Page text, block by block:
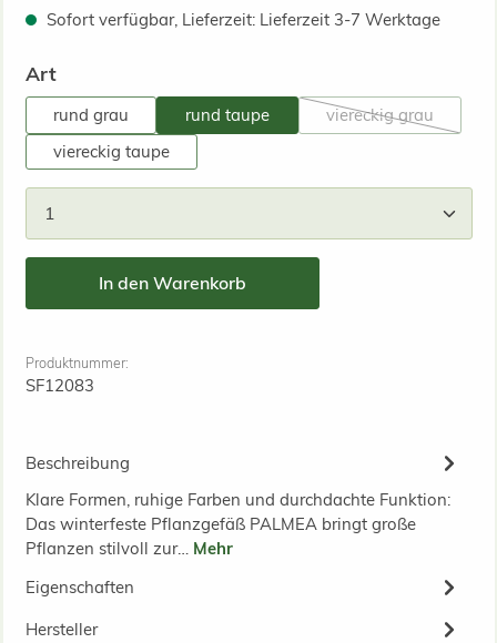
Sofort verfügbar, Lieferzeit: Lieferzeit 3-7 Werktage
Artauswählen
rund grau rund taupe viereckig grau
(Diese Option
viereckig taupe
In den Warenkorb
Produktnummer:
SF12083
Beschreibung
Klare Formen, ruhige Farben und durchdachte Funktion:
Das winterfeste Pflanzgefäß PALMEA bringt große
Pflanzen stilvoll zur… Mehr
Eigenschaften
Hersteller